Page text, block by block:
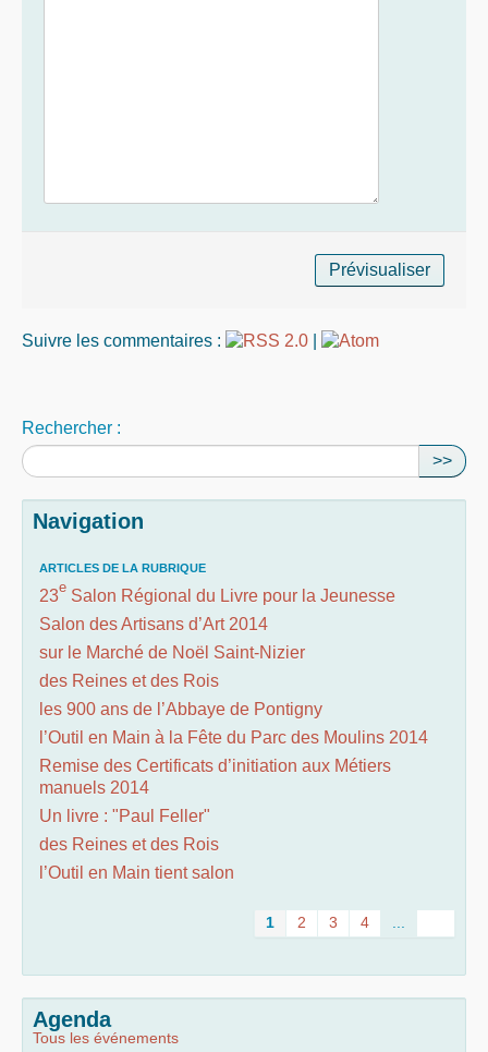
Suivre les commentaires :
Rechercher :
>>
Navigation
ARTICLES DE LA RUBRIQUE
23
e
Salon Régional du Livre pour la Jeunesse
Salon des Artisans d’Art 2014
sur le Marché de Noël Saint-Nizier
des Reines et des Rois
les 900 ans de l’Abbaye de Pontigny
l’Outil en Main à la Fête du Parc des Moulins 2014
Remise des Certificats d’initiation aux Métiers
manuels 2014
Un livre : "Paul Feller"
des Reines et des Rois
l’Outil en Main tient salon
1 2 3 4 ...
Agenda
Tous les événements